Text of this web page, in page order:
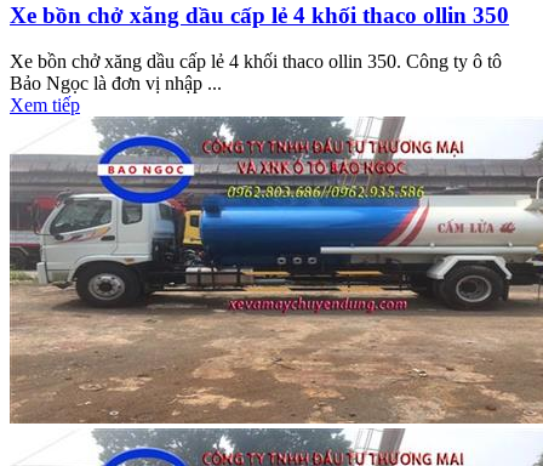
Xe bồn chở xăng dầu cấp lẻ 4 khối thaco ollin 350
Xe bồn chở xăng dầu cấp lẻ 4 khối thaco ollin 350. Công ty ô tô
Bảo Ngọc là đơn vị nhập ...
Xem tiếp